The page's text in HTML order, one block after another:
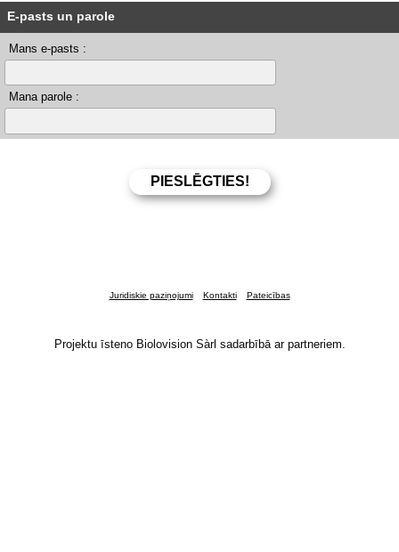
E-pasts un parole
Mans e-pasts :
Mana parole :
Juridiskie paziņojumi Kontakti Pateicības
Projektu īsteno Biolovision Sàrl sadarbībā ar partneriem.